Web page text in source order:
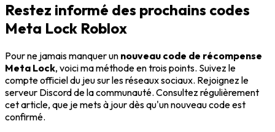
Restez informé des prochains codes
Meta Lock Roblox
Pour ne jamais manquer un nouveau code de récompense
Meta Lock, voici ma méthode en trois points. Suivez le
compte officiel du jeu sur les réseaux sociaux. Rejoignez le
serveur Discord de la communauté. Consultez régulièrement
cet article, que je mets à jour dès qu'un nouveau code est
confirmé.